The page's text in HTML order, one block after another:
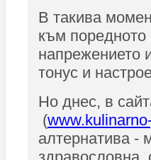
В такива
към
напрежението
тонус и
Но днес, в
(
алтернатива -